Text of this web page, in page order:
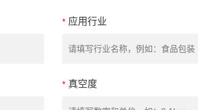
* 应用行业
* 真空度